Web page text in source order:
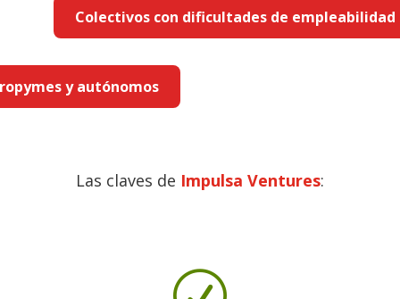
Colectivos con dificultades de empleabilidad
yautónomos
Las claves de Impulsa Ventures: